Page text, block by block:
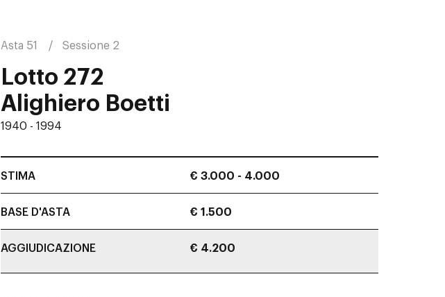
Asta 51 Sessione 2
Lotto 272
Alighiero Boetti
1940 - 1994
STIMA € 3.000 - 4.000
BASE D'ASTA € 1.500
AGGIUDICAZIONE € 4.200